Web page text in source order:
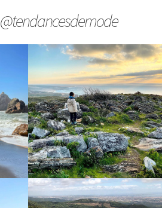
@tendancesdemode